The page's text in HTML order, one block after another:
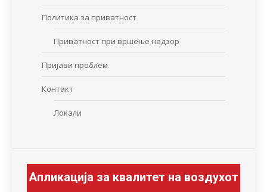
Политика за приватност
Приватност при вршење надзор
Пријави проблем
Контакт
Локали
Апликација за квалитет на воздухот